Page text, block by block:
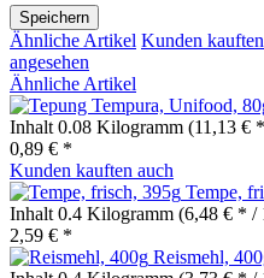
Speichern
Ähnliche Artikel Kunden
angesehen
Ähnliche Artikel
Inhalt 0.08 Kilogramm (11,13 €
0,89 € *
Kunden kauften auch
Tempe,
Inhalt 0.4 Kilogramm (6,48 € * /
2,59 € *
Reismehl,